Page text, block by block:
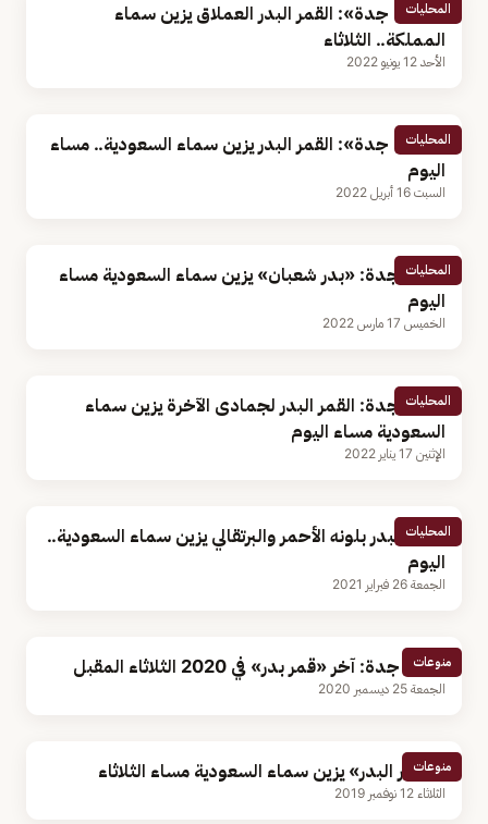
المحليات
«فلكية جدة»: القمر البدر العملاق يزين سماء
المملكة.. الثلاثاء
الأحد 12 يونيو 2022
المحليات
«فلكية جدة»: القمر البدر يزين سماء السعودية.. مساء
اليوم
السبت 16 أبريل 2022
المحليات
فلكية جدة: «بدر شعبان» يزين سماء السعودية مساء
اليوم
الخميس 17 مارس 2022
المحليات
فلكية جدة: القمر البدر لجمادى الآخرة يزين سماء
السعودية مساء اليوم
الإثنين 17 يناير 2022
المحليات
القمر البدر بلونه الأحمر والبرتقالي يزين سماء السعودية..
اليوم
الجمعة 26 فبراير 2021
منوعات
فلكية جدة: آخر «قمر بدر» في 2020 الثلاثاء المقبل
الجمعة 25 ديسمبر 2020
منوعات
«القمر البدر» يزين سماء السعودية مساء الثلاثاء
الثلاثاء 12 نوفمبر 2019